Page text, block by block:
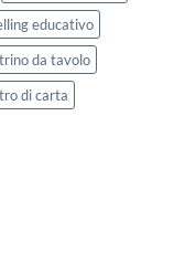
educativo
da tavolo
di carta